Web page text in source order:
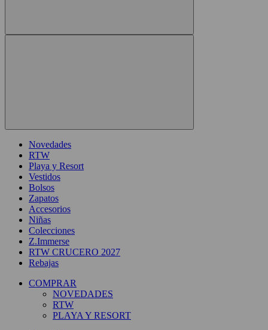
Novedades
RTW
Playa y Resort
Vestidos
Bolsos
Zapatos
Accesorios
Niñas
Colecciones
Z.Immerse
RTW CRUCERO 2027
Rebajas
COMPRAR
NOVEDADES
RTW
PLAYA Y RESORT